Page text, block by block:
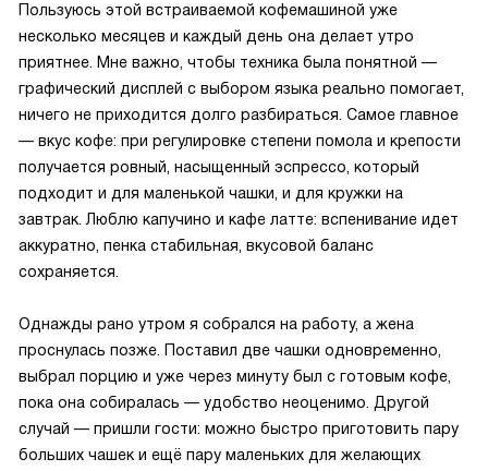
Пользуюсь этой встраиваемой кофемашиной уже
несколько месяцев и каждый день она делает утро
приятнее. Мне важно, чтобы техника была понятной —
графический дисплей с выбором языка реально помогает,
ничего не приходится долго разбираться. Самое главное
— вкус кофе: при регулировке степени помола и крепости
получается ровный, насыщенный эспрессо, который
подходит и для маленькой чашки, и для кружки на
завтрак. Люблю капучино и кафе латте: вспенивание идет
аккуратно, пенка стабильная, вкусовой баланс
сохраняется.
Однажды рано утром я собрался на работу, а жена
проснулась позже. Поставил две чашки одновременно,
выбрал порцию и уже через минуту был с готовым кофе,
пока она собиралась — удобство неоценимо. Другой
случай — пришли гости: можно быстро приготовить пару
больших чашек и ещё пару маленьких для желающих